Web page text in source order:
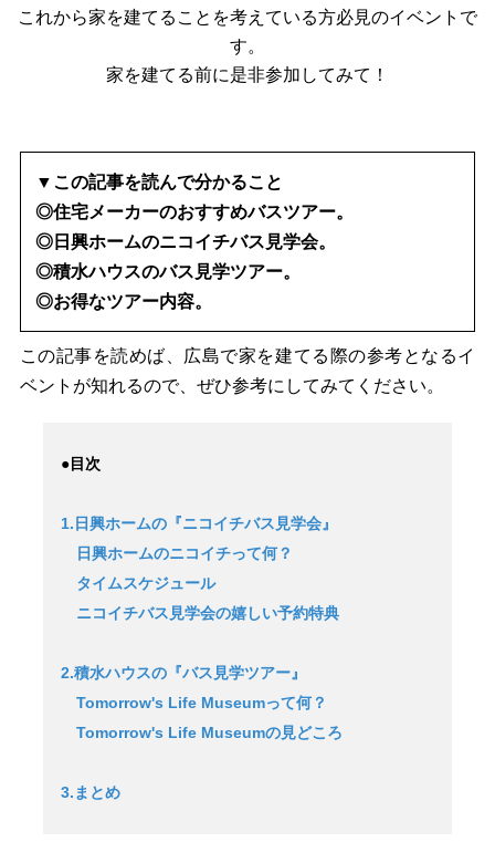
これから家を建てることを考えている方必見のイベントで
す。
家を建てる前に是非参加してみて！
▼この記事を読んで分かること
◎住宅メーカーのおすすめバスツアー。
◎日興ホームのニコイチバス見学会。
◎積水ハウスのバス見学ツアー。
◎お得なツアー内容。
この記事を読めば、広島で家を建てる際の参考となるイ
ベントが知れるので、ぜひ参考にしてみてください。
●目次
1.日興ホームの『ニコイチバス見学会』
日興ホームのニコイチって何？
タイムスケジュール
ニコイチバス見学会の嬉しい予約特典
2.積水ハウスの『バス見学ツアー』
Tomorrow's Life Museumって何？
Tomorrow's Life Museumの見どころ
3.まとめ